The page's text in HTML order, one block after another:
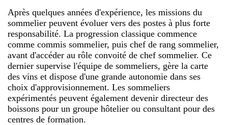
Après quelques années d'expérience, les missions du
sommelier peuvent évoluer vers des postes à plus forte
responsabilité. La progression classique commence
comme commis sommelier, puis chef de rang sommelier,
avant d'accéder au rôle convoité de chef sommelier. Ce
dernier supervise l'équipe de sommeliers, gère la carte
des vins et dispose d'une grande autonomie dans ses
choix d'approvisionnement. Les sommeliers
expérimentés peuvent également devenir directeur des
boissons pour un groupe hôtelier ou consultant pour des
centres de formation.